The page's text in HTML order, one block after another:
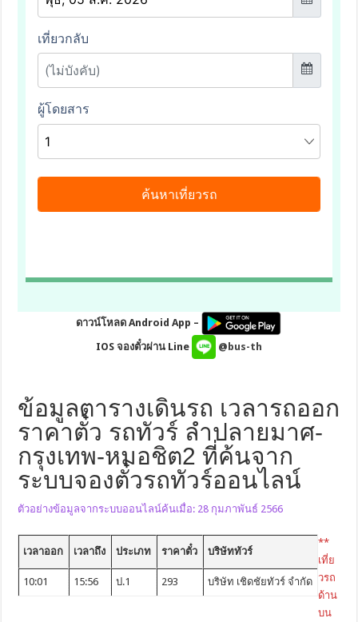
ดาวน์โหลด Android App –
IOS จองตั๋วผ่าน Line
@bus-th
ข้อมูลตารางเดินรถ เวลารถออก
ราคาตั๋ว รถทัวร์ ลำปลายมาศ-
กรุงเทพ-หมอชิต2 ที่ค้นจาก
ระบบจองตั๋วรถทัวร์ออนไลน์
ตัวอย่างข้อมูลจากระบบออนไลน์ค้นเมื่อ: 28 กุมภาพันธ์ 2566
เวลาออก เวลาถึง ประเภท ราคาตั๋ว บริษัททัวร์
10:01 15:56 ป.1 293 บริษัท เชิดชัยทัวร์ จำกัด
**
เที่ย
วรถ
ด้าน
บน